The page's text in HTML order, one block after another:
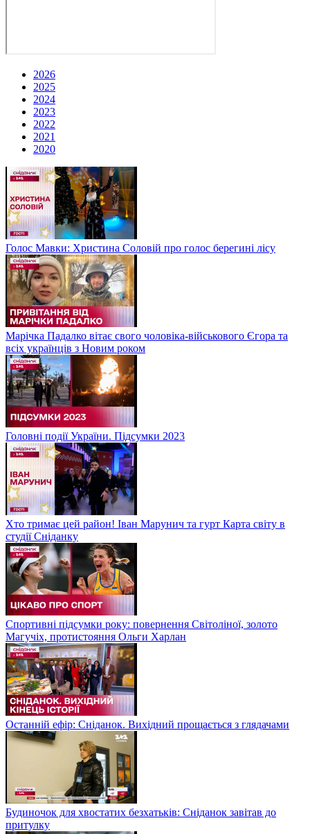
2026
2025
2024
2023
2022
2021
2020
Голос Мавки: Христина Соловій про голос берегині лісу
Марічка Падалко вітає свого чоловіка-військового Єгора та
всіх українців з Новим роком
Головні події України. Підсумки 2023
Хто тримає цей район! Іван Марунич та гурт Карта світу в
студії Сніданку
Спортивні підсумки року: повернення Світоліної, золото
Магучіх, протистояння Ольги Харлан
Останній ефір: Сніданок. Вихідний прощається з глядачами
Будиночок для хвостатих безхатьків: Сніданок завітав до
притулку